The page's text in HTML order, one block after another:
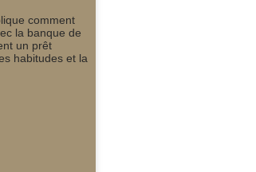
comment
la banque de
un prêt
habitudes et la